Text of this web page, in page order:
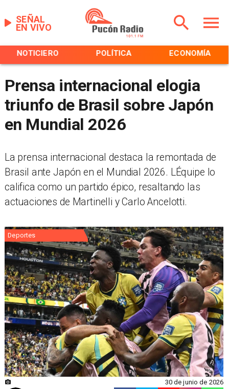
EN VIVO
SEÑAL
NOTICIERO POLÍTICA ECONOMÍA
Prensa internacional elogia
triunfo de Brasil sobre Japón
en Mundial 2026
La prensa internacional destaca la remontada de
Brasil ante Japón en el Mundial 2026. LÉquipe lo
califica como un partido épico, resaltando las
actuaciones de Martinelli y Carlo Ancelotti.
Deportes
30 de junio de 2026